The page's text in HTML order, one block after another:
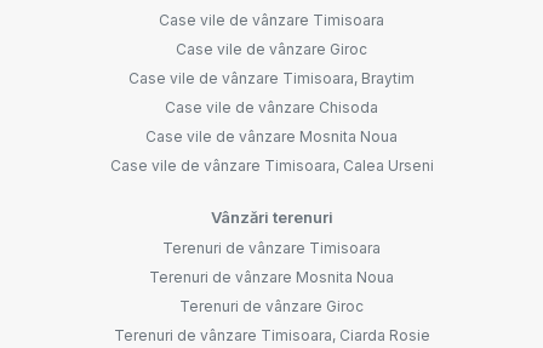
Case vile de vânzare Timisoara
Case vile de vânzare Giroc
Case vile de vânzare Timisoara, Braytim
Case vile de vânzare Chisoda
Case vile de vânzare Mosnita Noua
Case vile de vânzare Timisoara, Calea Urseni
Vânzări terenuri
Terenuri de vânzare Timisoara
Terenuri de vânzare Mosnita Noua
Terenuri de vânzare Giroc
Terenuri de vânzare Timisoara, Ciarda Rosie